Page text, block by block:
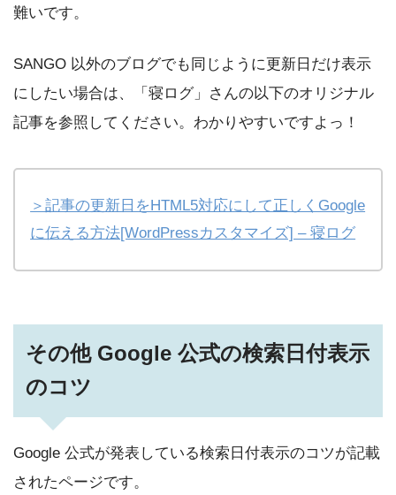
難いです。
SANGO 以外のブログでも同じように更新日だけ表示
にしたい場合は、「寝ログ」さんの以下のオリジナル
記事を参照してください。わかりやすいですよっ！
＞記事の更新日をHTML5対応にして正しくGoogle
に伝える方法[WordPressカスタマイズ] – 寝ログ
その他 Google 公式の検索日付表示
のコツ
Google 公式が発表している検索日付表示のコツが記載
されたページです。